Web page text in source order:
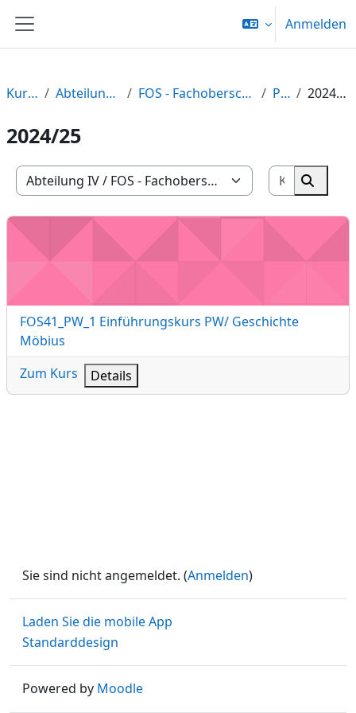
Website-Übersicht
Anmelden
Kurse Abteilung IV FOS - Fachoberschule PW 2024/25
2024/25
Kursbereiche
Kurse
Kurse
FOS41_PW_1 Einführungskurs PW/ Geschichte Möbius
Kursname
FOS41_PW_1 Einführungskurs PW/ Geschichte
Möbius
Zum Kurs
Details
Sie sind nicht angemeldet. (Anmelden)
Laden Sie die mobile App
Standarddesign
Powered by Moodle